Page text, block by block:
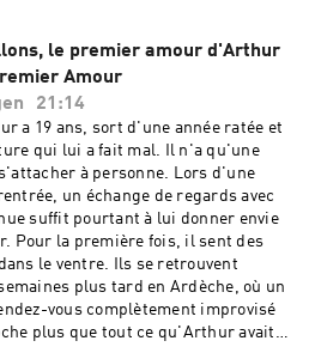
et de nouvelles façons
: les récits intimes pour vibrer,
réconfort, les conversations
recul et avancer plus sereinement.
couple ou en train de te réinventer,
sur ton chemin amoureux.
grande cynico-romantique,
fille de parents divorcés,
romantiques, aujourd’hui
et maman de deux enfants.
le premier amour d'Arthur
Amour
21:14
a 19 ans, sort d'une année ratée et
qui lui a fait mal. Il n'a qu'une
à personne. Lors d'une
un échange de regards avec
suffit pourtant à lui donner envie
Pour la première fois, il sent des
le ventre. Ils se retrouvent
plus tard en Ardèche, où un
vous complètement improvisé
plus que tout ce qu'Arthur avait